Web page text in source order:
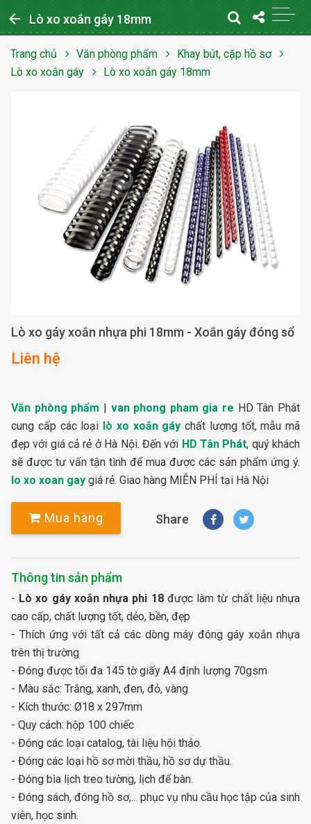
arrow_back Lò xo xoắn gáy 18mm
Trang chủ Văn phòng phẩm
Khay bút, cặp hồ sơ
Lò xo xoắn gáy
Lò xo xoắn gáy 18mm
Lò xo gáy xoắn nhựa phi 18mm - Xoắn gáy đóng sổ
Liên hệ
Văn phòng phẩm van phong pham gia re HD Tân Phát
cung cấp các loại lò xo xoắn gáy chất lượng tốt, mẫu mã
đẹp với giá cả rẻ ở Hà Nội. Đến với HD Tân Phát, quý khách
sẽ được tư vấn tận tình để mua được các sản phẩm ứng ý.
lo xo xoan gay giá rẻ. Giao hàng MIỄN PHÍ tại Hà Nội
Mua hàng Share
Thông tin sản phẩm
- Lò xo gáy xoắn nhựa phi 18được làm từ chất liệu nhựa
cao cấp, chất lượng tốt, dẻo, bền, đẹp
- Thích ứng với tất cả các dòng máy đóng gáy xoắn nhựa
trên thị trường
- Đóng được tối đa 145 tờ giấy A4 định lượng 70gsm
- Màu sắc: Trắng, xanh, đen, đỏ, vàng
- Kích thước: Ø18 x 297mm
- Quy cách: hộp 100 chiếc
- Đóng các loại catalog, tài liệu hội thảo.
- Đóng các loại hồ sơ mời thầu, hồ sơ dự thầu.
- Đóng bìa lịch treo tường, lịch để bàn.
- Đóng sách, đóng hồ sơ,... phục vụ nhu cầu học tập của sinh
viên, học sinh.